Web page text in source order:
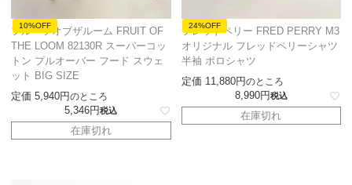
10%OFF
フルーツオブザルーム FRUIT OF
THE LOOM 82130R スーパーコッ
トン プルオーバー フード スウェ
ット BIG SIZE
定価 5,940 のところ
5,346 税込
在庫切れ
24%OFF
フレッドペリー FRED PERRY M3
オリジナル フレッドペリーシャツ
半袖 ポロシャツ
定価 11,880 のところ
8,990 税込
在庫切れ